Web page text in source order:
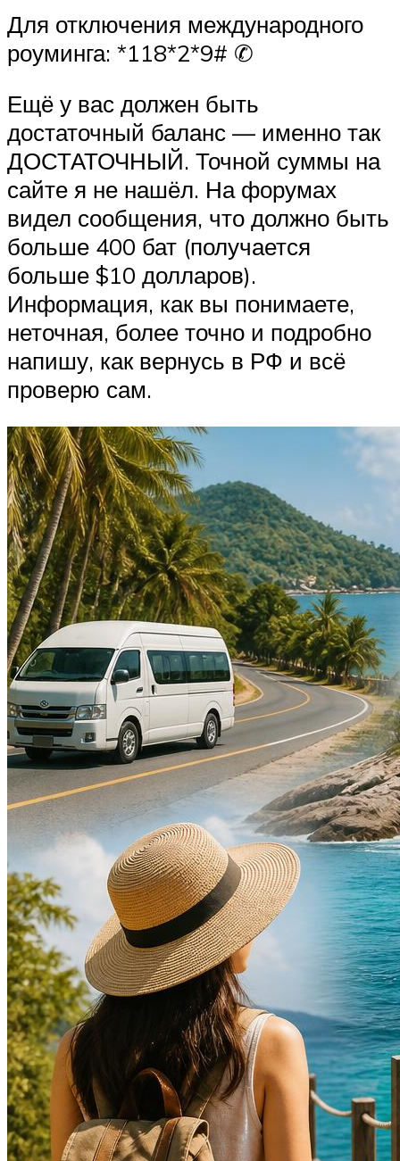
Для отключения международного
роуминга: *118*2*9# ✆
Ещё у вас должен быть
достаточный баланс — именно так
ДОСТАТОЧНЫЙ. Точной суммы на
сайте я не нашёл. На форумах
видел сообщения, что должно быть
больше 400 бат (получается
больше $10 долларов).
Информация, как вы понимаете,
неточная, более точно и подробно
напишу, как вернусь в РФ и всё
проверю сам.